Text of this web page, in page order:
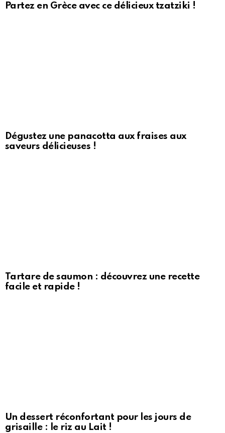
Partez en Grèce avec ce délicieux tzatziki !
Dégustez une panacotta aux fraises aux
saveurs délicieuses !
Tartare de saumon : découvrez une recette
facile et rapide !
Un dessert réconfortant pour les jours de
grisaille : le riz au Lait !